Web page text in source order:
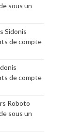
sous un
Sidonis
de compte
de compte
Roboto
sous un